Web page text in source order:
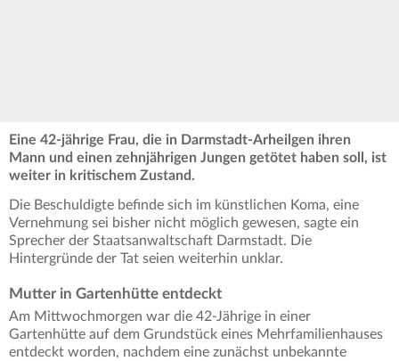
Eine 42-jährige Frau, die in Darmstadt-Arheilgen ihren
Mann und einen zehnjährigen Jungen getötet haben soll, ist
weiter in kritischem Zustand.
Die Beschuldigte befinde sich im künstlichen Koma, eine
Vernehmung sei bisher nicht möglich gewesen, sagte ein
Sprecher der Staatsanwaltschaft Darmstadt. Die
Hintergründe der Tat seien weiterhin unklar.
Mutter in Gartenhütte entdeckt
Am Mittwochmorgen war die 42-Jährige in einer
Gartenhütte auf dem Grundstück eines Mehrfamilienhauses
entdeckt worden, nachdem eine zunächst unbekannte